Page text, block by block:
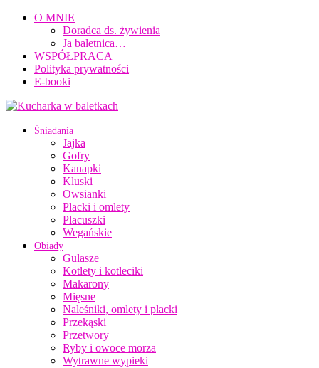
O MNIE
Doradca ds. żywienia
Ja baletnica…
WSPÓŁPRACA
Polityka prywatności
E-booki
Śniadania
Jajka
Gofry
Kanapki
Kluski
Owsianki
Placki i omlety
Placuszki
Wegańskie
Obiady
Gulasze
Kotlety i kotleciki
Makarony
Mięsne
Naleśniki, omlety i placki
Przekąski
Przetwory
Ryby i owoce morza
Wytrawne wypieki